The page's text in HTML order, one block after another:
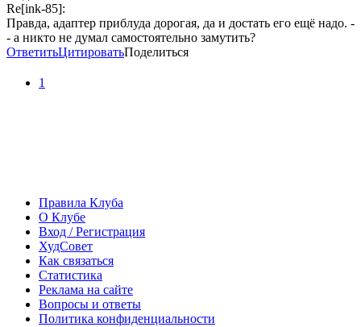
Re[ink-85]:
Правда, адаптер приблуда дорогая, да и достать его ещё надо. -
- а никто не думал самостоятельно замутить?
ОтветитьЦитироватьПоделиться
1
Правила Клуба
О Клубе
Вход / Регистрация
ХудСовет
Как связаться
Статистика
Реклама на сайте
Вопросы и ответы
Политика конфиденциальности